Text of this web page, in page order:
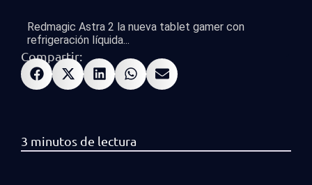
Redmagic Astra 2 la nueva tablet gamer con
refrigeración líquida...
Compartir: